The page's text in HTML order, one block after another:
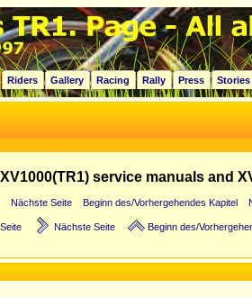
Riders Gallery Racing Rally Press Stories
service manuals and
Nächste Seite Beginn des/Vorhergehendes Kapitel
Nächste Seite Beginn des/